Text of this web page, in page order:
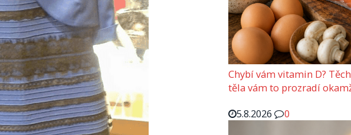
Chybí vám vitamin D?
těla vám to prozradí
5.8.2026
0